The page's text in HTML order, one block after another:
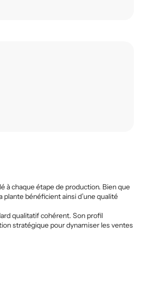
chaque étape de production. Bien que
plante bénéficient ainsi d’une qualité
qualitatif cohérent. Son profil
stratégique pour dynamiser les ventes